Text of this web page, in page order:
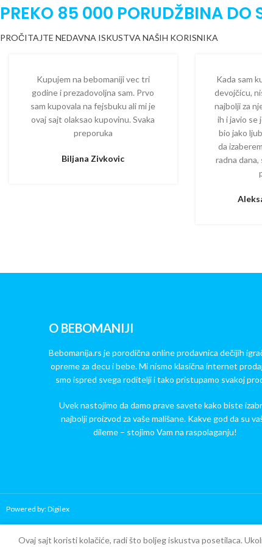
PREKO 85 000 PORUDŽBINA DO
PROČITAJTE NEDAVNA ISKUSTVA NAŠIH KORISNIKA
Kupujem na bebomaniji vec tri
godine i prezadovoljna sam. Prvo
sam kupovala na fejsbuku ali mi je
ovaj sajt olaksao kupovinu. Svaka
preporuka
Biljana Zivkovic
Kada sam
devojčicu,
najbolji za
ih i javio se
bio jako
da
radna
O BEBOMANIJI
Bebomanija.rs je porodična online prodavnica dečijih
opreme za decu i bebe. Mi nismo klasična internet
smo ispred svega roditelji i tako pristupamo svakoj
Uvek nastojimo da damo prave savete kako biste
najbolji proizvod za vaše mališane. Kakve god da su
dileme – stojimo Vam na raspolaganju!
Powered by: Digilex
Ovaj sajt koristi kolačiće, radi što boljeg iskustva posetilaca.